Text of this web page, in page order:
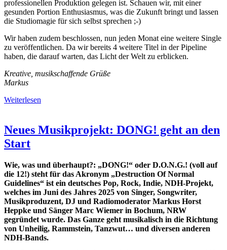
professionellen Produktion gelegen ist. Schauen wir, mit einer
gesunden Portion Enthusiasmus, was die Zukunft bringt und lassen
die Studiomagie für sich selbst sprechen ;-)
Wir haben zudem beschlossen, nun jeden Monat eine weitere Single
zu veröffentlichen. Da wir bereits 4 weitere Titel in der Pipeline
haben, die darauf warten, das Licht der Welt zu erblicken.
Kreative, musikschaffende Grüße
Markus
Weiterlesen
Neues Musikprojekt: DONG! geht an den
StartNeues
DONG!
geht
an
den
Start
Wie, was und überhaupt?: „DONG!“ oder D.O.N.G.! (voll auf
die 12!) steht für das Akronym „Destruction Of Normal
Guidelines“ ist ein deutsches Pop, Rock, Indie, NDH-Projekt,
welches im Juni des Jahres 2025 von Singer, Songwriter,
Musikproduzent, DJ und Radiomoderator Markus Horst
Heppke und Sänger Marc Wiemer in Bochum, NRW
gegründet wurde. Das Ganze geht musikalisch in die Richtung
von Unheilig, Rammstein, Tanzwut… und diversen anderen
NDH-Bands.